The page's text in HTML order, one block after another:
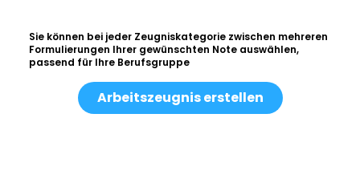
Sie können bei jeder Zeugniskategorie zwischen mehreren
Formulierungen Ihrer gewünschten Note auswählen,
passend für Ihre Berufsgruppe
Arbeitszeugnis erstellen